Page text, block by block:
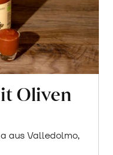
Oliven
aus Valledolmo,